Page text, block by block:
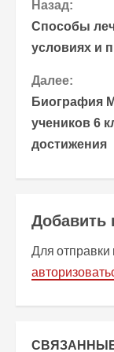
П
р
о
д
о
л
и
т
ь
ч
Назад:
Способы
условиях и
Далее:
Биография
учеников 6
достижения
Добавить
Для